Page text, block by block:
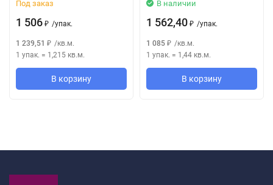
Под заказ
1 506 ₽ /упак.
1 239,51 ₽ /кв.м.
1 упак. = 1,215 кв.м.
В корзину
В наличии
1 562,40 ₽ /упак.
1 085 ₽ /кв.м.
1 упак. = 1,44 кв.м.
В корзину